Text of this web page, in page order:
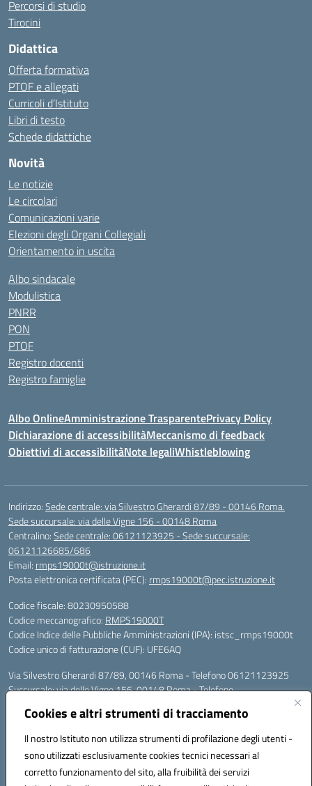
Cookies e altri strumenti di tracciamento
Il nostro Istituto non utilizza strumenti di profilazione degli utenti -
sono utilizzati esclusivamente cookies tecnici necessari al
corretto funzionamento del sito, alla fruibilità dei servizi
Percorsi di studio
Tirocini
Didattica
Offerta formativa
PTOF e allegati
Curricoli d’Istituto
Libri di testo
Schede didattiche
Novità
Le notizie
Le circolari
Comunicazioni varie
Elezioni degli Organi Collegiali
Orientamento in uscita
Albo sindacale
Modulistica
PNRR
PON
PTOF
Registro docenti
Registro famiglie
Albo OnlineAmministrazione TrasparentePrivacy Policy
Dichiarazione di accessibilitàMeccanismo di feedback
Obiettivi di accessibilitàNote legaliWhistleblowing
Indirizzo:Sede centrale: via Silvestro Gherardi 87/89 - 00146 Roma.
Sede succursale: via delle Vigne 156 - 00148 Roma
Centralino:Sede centrale: 06121123925 - Sede succursale:
06121126685/686
Email: rmps19000t@istruzione.it
Posta elettronica certificata (PEC): rmps19000t@pec.istruzione.it
Codice fiscale: 80230950588
Codice meccanografico: RMPS19000T
Codice Indice delle Pubbliche Amministrazioni (IPA): istsc_rmps19000t
Codice unico di fatturazione (CUF): UFE6AQ
Via Silvestro Gherardi 87/89, 00146 Roma - Telefono 06121123925
Succursale: via delle Vigne 156, 00148 Roma - Telefono
Mail: rmps19000t@istruzione.it - PEC: rmps19000t@pec.istruzione.it
Per contatti con il Dirigente Scolastico, utilizzare esclusivamente
Codice univoco ufficio: UFE6AQ
Codice meccanografico: RMPS19000T